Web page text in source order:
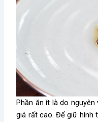
Phần ăn ít là do
giá rất cao. Để giữ hình